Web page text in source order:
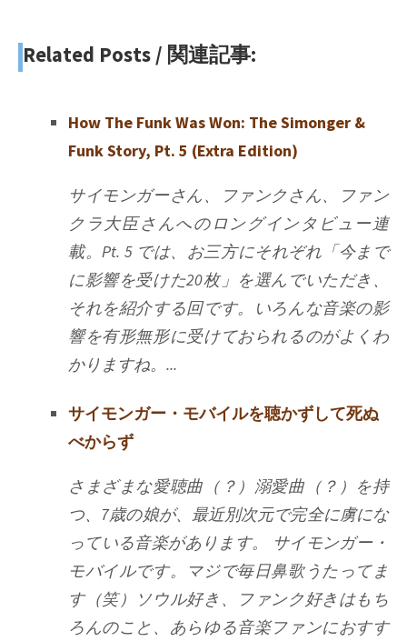
Related Posts / 関連記事:
How The Funk Was Won: The Simonger &
Funk Story, Pt. 5 (Extra Edition)
サイモンガーさん、ファンクさん、ファン
クラ大臣さんへのロングインタビュー連
載。Pt. 5 では、お三方にそれぞれ「今まで
に影響を受けた20枚」を選んでいただき、
それを紹介する回です。いろんな音楽の影
響を有形無形に受けておられるのがよくわ
かりますね。...
サイモンガー・モバイルを聴かずして死ぬ
べからず
さまざまな愛聴曲（？）溺愛曲（？）を持
つ、7歳の娘が、最近別次元で完全に虜にな
っている音楽があります。 サイモンガー・
モバイルです。マジで毎日鼻歌うたってま
す（笑）ソウル好き、ファンク好きはもち
ろんのこと、あらゆる音楽ファンにおすす